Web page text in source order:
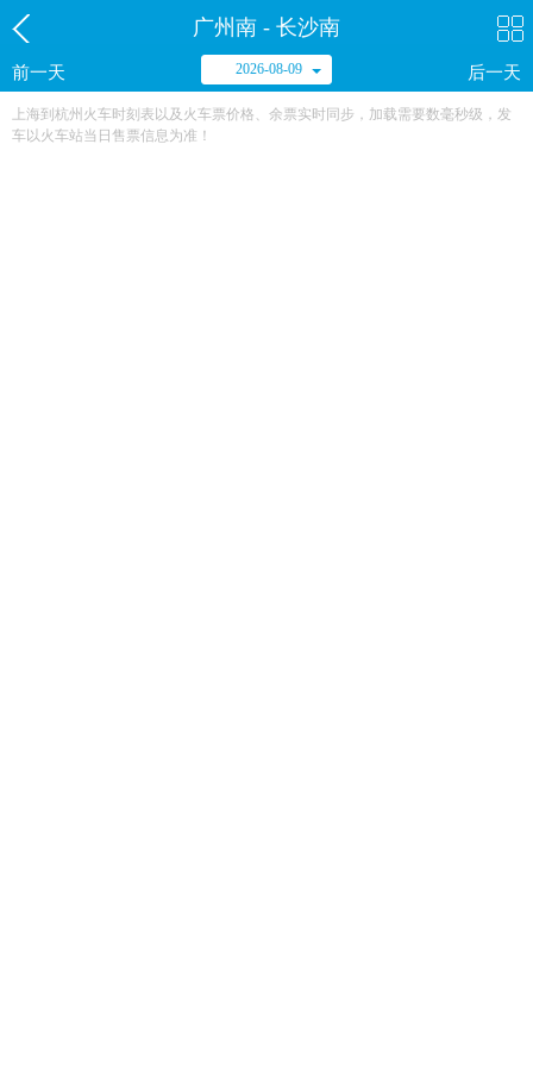
广州南 - 长沙南
前一天 2026-08-09 后一天
上海到杭州火车时刻表以及火车票价格、余票实时同步，加载需要数毫秒级，发
车以火车站当日售票信息为准！